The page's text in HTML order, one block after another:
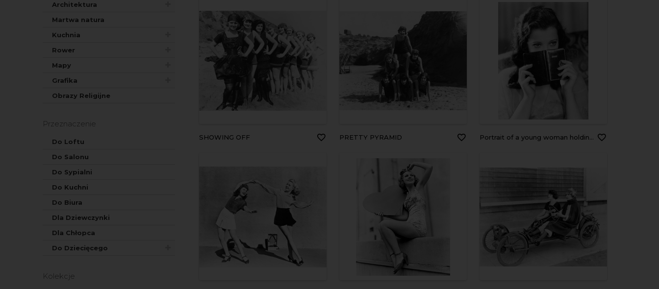
Architektura
Martwa natura
Kuchnia
Rower
Mapy
Grafika
Obrazy Religijne
Przeznaczenie
Do Loftu
Do Salonu
Do Sypialni
Do Kuchni
Do Biura
Dla Dziewczynki
Dla Chłopca
Do Dziecięcego
Kolekcje
SHOWING OFF PRETTY PYRAMID Portrait of a young woman holding a diary and thinking